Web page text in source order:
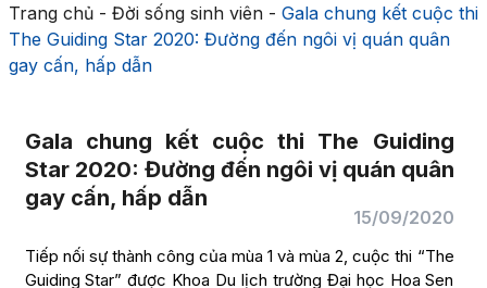
Trang chủ- Đời sống sinh viên- Gala chung kết cuộc thi
The Guiding Star 2020: Đường đến ngôi vị quán quân
gay cấn, hấp dẫn
Gala chung kết cuộc thi The Guiding
Star 2020: Đường đến ngôi vị quán quân
gay cấn, hấp dẫn
15/09/2020
Tiếp nối sự thành công của mùa 1 và mùa 2, cuộc thi “The
Guiding Star” được Khoa Du lịch trường Đại học Hoa Sen